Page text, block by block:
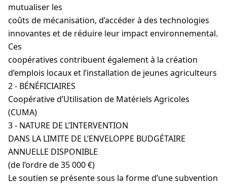
mutualiser les
coûts de mécanisation, d’accéder à des technologies
innovantes et de réduire leur impact environnemental.
Ces
coopératives contribuent également à la création
d’emplois locaux et l’installation de jeunes agriculteurs
2 - BÉNÉFICIAIRES
Coopérative d’Utilisation de Matériels Agricoles
(CUMA)
3 - NATURE DE L’INTERVENTION
DANS LA LIMITE DE L’ENVELOPPE BUDGÉTAIRE
ANNUELLE DISPONIBLE
(de l’ordre de 35 000 €)
Le soutien se présente sous la forme d’une subvention